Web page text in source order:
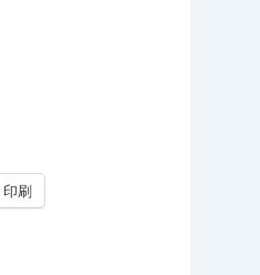
印刷